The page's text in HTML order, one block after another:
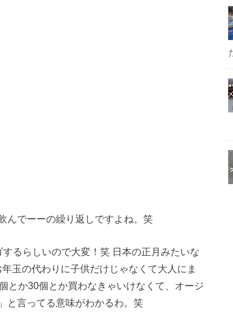
んでーーの繰り返しですよね。笑
るらしいので大変！笑 日本の正月みたいな
玉の代わりに子供だけじゃなくて大人にま
とか30個とか買わなきゃいけなくて、オージ
と言ってる意味がわかるわ。笑